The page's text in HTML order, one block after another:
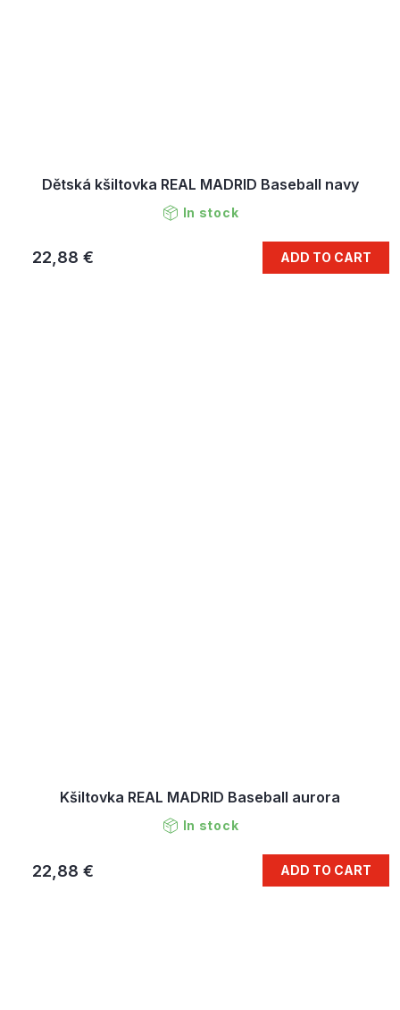
Dětská kšiltovka REAL MADRID Baseball navy
In stock
22,88 € ADD TO CART
Kšiltovka REAL MADRID Baseball aurora
In stock
22,88 € ADD TO CART